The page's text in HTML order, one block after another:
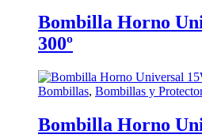
Bombilla Horno
300º
Bombillas, Bombillas y
Bombilla Horno